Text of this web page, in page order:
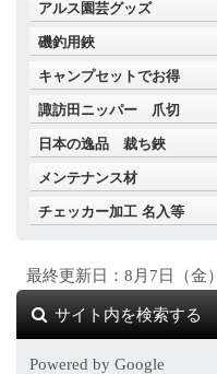
アルス園芸グッズ
磯釣用鋏
キャンプセットでお得
諏訪田ニッパー 爪切
日本の逸品 裁ち鋏
メンテナンス材
チェッカー加工 名入等
最終更新日：8月7日（金）
サイト内を検索する
Powered by Google